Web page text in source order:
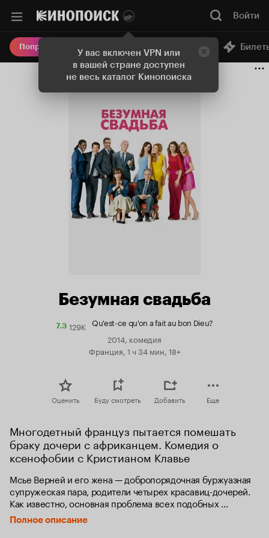
У вас включен VPN или
в вашей стране доступен
не весь каталог Кинопоиска
Войти
Попробовать Плюс Онлайн-кинотеатр
Безумная свадьба
7.3Рейтинг
129K Qu'est-ce qu'on a fait au bon Dieu?
2014, комедия
Франция, 1 ч 34 мин, 18+
Оценить Буду смотреть Добавить Еще
Многодетный француз пытается помешать
браку дочери с африканцем. Комедия о
ксенофобии с Кристианом Клавье
Мсье Верней и его жена — добропорядочная буржуазная
супружеская пара, родители четырех красавиц-дочерей.
Как известно, основная проблема всех подобных
семей — выдать дочек замуж. У семейства Верней такой
проблемы нет. Три дочери уже нашли свое счастье,
Полное описание